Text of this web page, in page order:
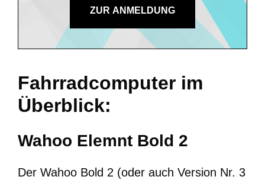
ZUR ANMELDUNG
Fahrradcomputer im
Überblick:
Wahoo Elemnt Bold 2
Der Wahoo Bold 2 (oder auch Version Nr. 3